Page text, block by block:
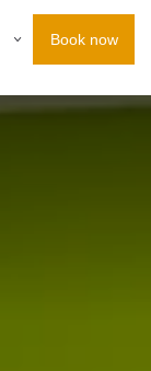
Book now